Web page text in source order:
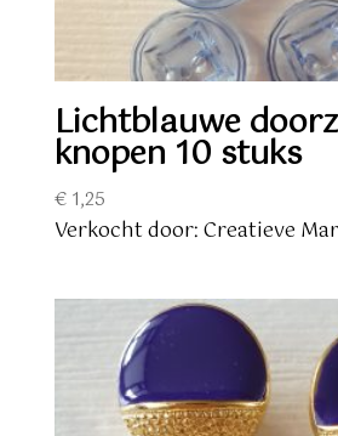
Lichtblauwe
knopen 10 stuks
€1,25
Verkocht door: Creatieve